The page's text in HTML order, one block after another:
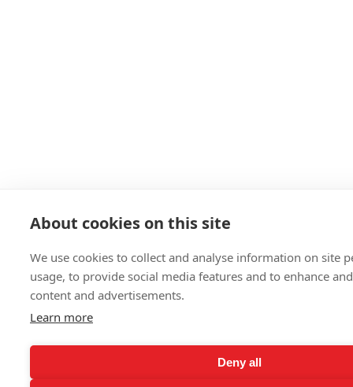
About cookies on this site
We use cookies to collect and analyse information on site
usage, to provide social media features and to enhance
content and advertisements.
Learn more
Deny all